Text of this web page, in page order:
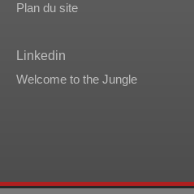
Plan du site
Linkedin
Welcome to the Jungle